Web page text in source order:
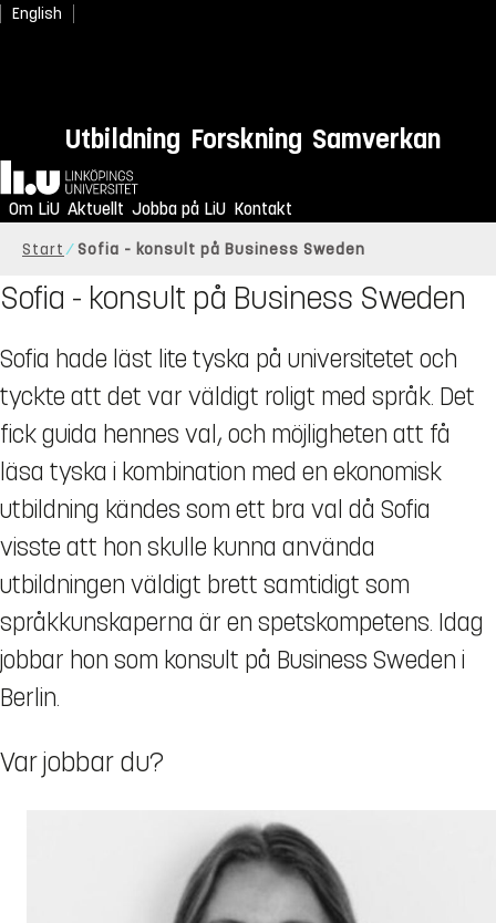
English
Utbildning Forskning Samverkan
Hem
Om LiU Aktuellt Jobba på LiU Kontakt
Start Sofia - konsult på Business Sweden
Sofia - konsult på Business Sweden
Sofia hade läst lite tyska på universitetet och
tyckte att det var väldigt roligt med språk. Det
fick guida hennes val, och möjligheten att få
läsa tyska i kombination med en ekonomisk
utbildning kändes som ett bra val då Sofia
visste att hon skulle kunna använda
utbildningen väldigt brett samtidigt som
språkkunskaperna är en spetskompetens. Idag
jobbar hon som konsult på Business Sweden i
Berlin.
Var jobbar du?